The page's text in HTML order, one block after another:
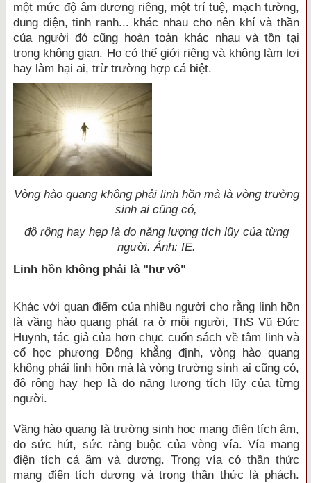
một mức độ âm dương riêng, một trí tuệ, mạch tường,
dung diện, tinh ranh... khác nhau cho nên khí và thần
của người đó cũng hoàn toàn khác nhau và tồn tại
trong không gian. Họ có thế giới riêng và không làm lợi
hay làm hại ai, trừ trường hợp cá biệt.
Vòng hào quang không phải linh hồn mà là vòng trường
sinh ai cũng có,
độ rộng hay hẹp là do năng lượng tích lũy của từng
người. Ảnh: IE.
Linh hồn không phải là "hư vô"
Khác với quan điểm của nhiều người cho rằng linh hồn
là vầng hào quang phát ra ở mỗi người, ThS Vũ Đức
Huynh, tác giả của hơn chục cuốn sách về tâm linh và
cổ học phương Đông khẳng định, vòng hào quang
không phải linh hồn mà là vòng trường sinh ai cũng có,
độ rộng hay hẹp là do năng lượng tích lũy của từng
người.
Vầng hào quang là trường sinh học mang điện tích âm,
do sức hút, sức ràng buộc của vòng vía. Vía mang
điện tích cả âm và dương. Trong vía có thần thức
mang điện tích dương và trong thần thức là phách.